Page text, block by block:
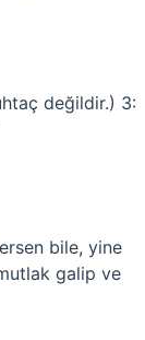
değildir.) 3:
bile, yine
galip ve